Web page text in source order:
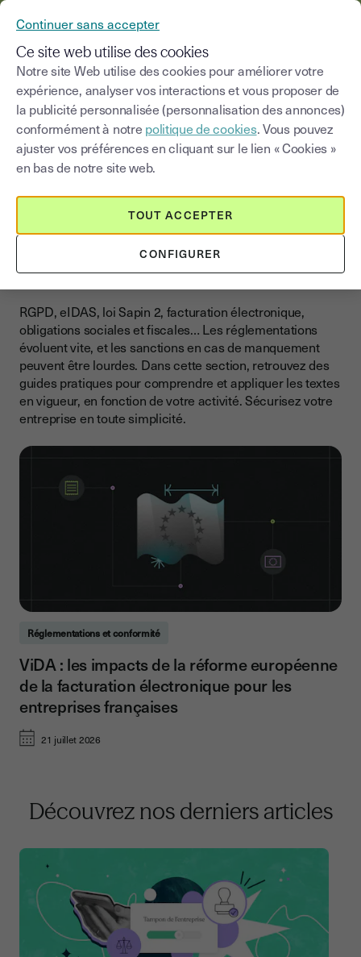
Blog|Actualités et
réglementations
>Réglementations et
conformité
Choisir une catégorie Saisissez un terme
Réglementations et conformité
Comprendre les
réglementations pour rester
conforme
RGPD, eIDAS, loi Sapin 2, facturation électronique,
obligations sociales et fiscales… Les réglementations
évoluent vite, et les sanctions en cas de manquement
peuvent être lourdes. Dans cette section, retrouvez des
guides pratiques pour comprendre et appliquer les textes
en vigueur, en fonction de votre activité. Sécurisez votre
entreprise en toute simplicité.
Réglementations et conformité
21 juillet 2026
ViDA : les impacts de la réforme européenne
de la facturation électronique pour les
entreprises françaises
Découvrez nos derniers articles
Continuer sans accepter
Ce site web utilise des cookies
Notre site Web utilise des cookies pour améliorer votre
expérience, analyser vos interactions et vous proposer de
la publicité personnalisée (personnalisation des annonces)
conformément à notre politique de cookies. Vous pouvez
ajuster vos préférences en cliquant sur le lien « Cookies »
en bas de notre site web.
CONFIGURER
TOUT ACCEPTER